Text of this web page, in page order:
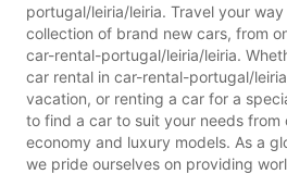
portugal/leiria/leiria. Travel your
collection of brand new cars, from
car-rental-portugal/leiria/leiria.
car rental in car-rental-portugal/
vacation, or renting a car for a
to find a car to suit your needs from
economy and luxury models. As a
we pride ourselves on providing